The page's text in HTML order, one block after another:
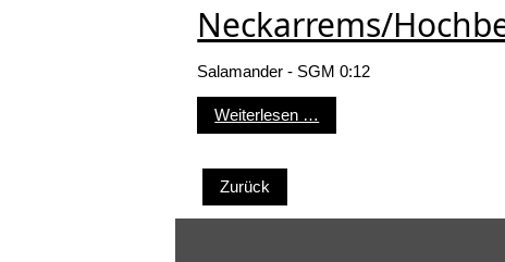
Neckarrems/
Salamander - SGM 0:12
Weiterlesen …
Zurück